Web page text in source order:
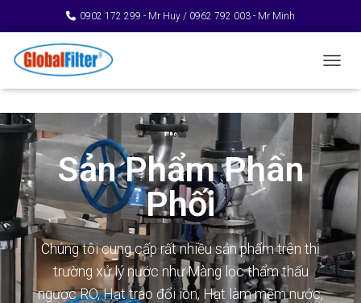
0902 172 299 - Mr Huy / 0962 792 003 - Mr Minh
Sản Phẩm Phân
Phối
Chúng tôi cung cấp rất nhiều sản phẩm trên thị
trường xử lý nước như Màng lọc thẩm thấu
ngược RO, Hạt trao đổi ion, Hạt làm mềm nước,